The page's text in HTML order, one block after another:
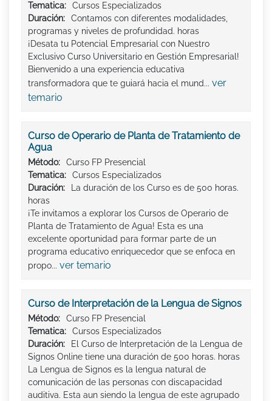
Tematica:
Cursos Especializados
Duración:
Contamos con diferentes modalidades,
programas y niveles de profundidad. horas
¡Desata tu Potencial Empresarial con Nuestro
Exclusivo Curso Universitario en Gestión Empresarial!
Bienvenido a una experiencia educativa
transformadora que te guiará hacia el mund... ver
temario
Curso de Operario de Planta de Tratamiento de
Agua
Método:
Curso FP Presencial
Tematica:
Cursos Especializados
Duración:
La duración de los Curso es de 500 horas.
horas
¡Te invitamos a explorar los Cursos de Operario de
Planta de Tratamiento de Agua! Esta es una
excelente oportunidad para formar parte de un
programa educativo enriquecedor que se enfoca en
propo... ver temario
Curso de Interpretación de la Lengua de Signos
Método:
Curso FP Presencial
Tematica:
Cursos Especializados
Duración:
El Curso de Interpretación de la Lengua de
Signos Online tiene una duración de 500 horas. horas
La Lengua de Signos es la lengua natural de
comunicación de las personas con discapacidad
auditiva. Esta aun siendo la lengua de este agrupado